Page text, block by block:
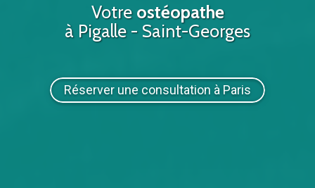
Votre ostéopathe
à Pigalle - Saint-Georges
Réserver une consultation à Paris